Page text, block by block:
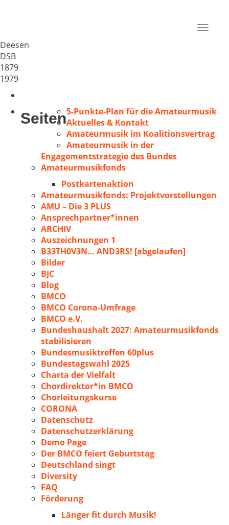
Toggle
Deesen
DSB
1879
1979
Seiten5-Punkte-Plan für die Amateurmusik
Aktuelles & Kontakt
Amateurmusik im Koalitionsvertrag
Amateurmusik in der
Engagementstrategie des Bundes
Amateurmusikfonds
Postkartenaktion
Amateurmusikfonds: Projektvorstellungen
AMU – Die 3 PLUS
Ansprechpartner*innen
ARCHIV
Auszeichnungen 1
B33TH0V3N… AND3RS! [abgelaufen]
Bilder
BJC
Blog
BMCO
BMCO Corona-Umfrage
BMCO e.V.
Bundeshaushalt 2027: Amateurmusikfonds
stabilisieren
Bundesmusiktreffen 60plus
Bundestagswahl 2025
Charta der Vielfalt
Chordirektor*in BMCO
Chorleitungskurse
CORONA
Datenschutz
Datenschutzerklärung
Demo Page
Der BMCO feiert Geburtstag
Deutschland singt
Diversity
FAQ
Förderung
Länger fit durch Musik!